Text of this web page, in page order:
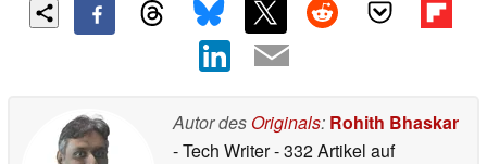
Autor des Originals: Rohith Bhaskar
- Tech Writer- 332 Artikel auf